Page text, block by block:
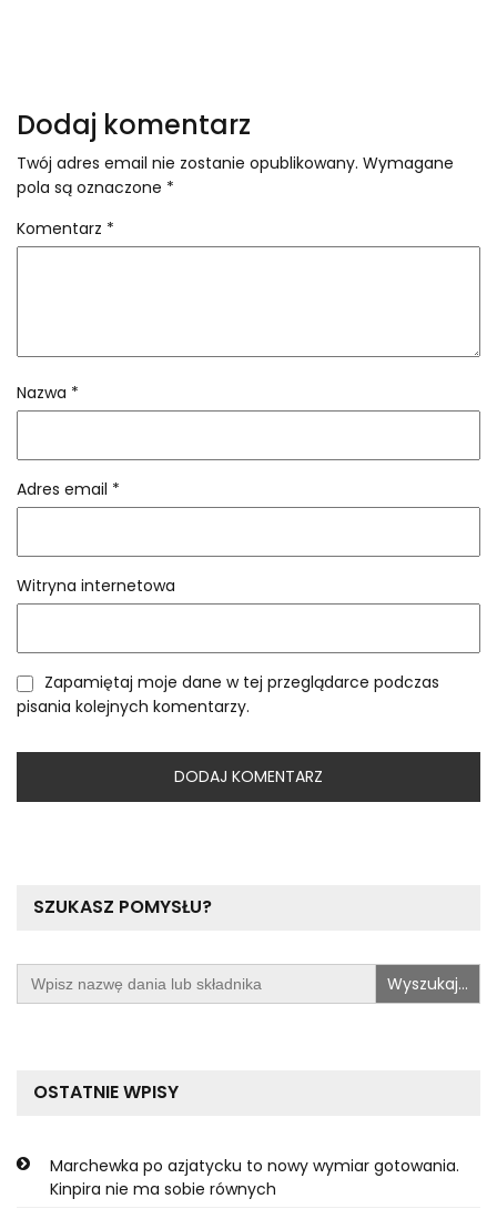
Dodaj komentarz
Twój adres email nie zostanie opublikowany. Wymagane
pola są oznaczone *
Komentarz *
Nazwa *
Adres email *
Witryna internetowa
Zapamiętaj moje dane w tej przeglądarce podczas
pisania kolejnych komentarzy.
SZUKASZ POMYSŁU?
Search
for:
OSTATNIE WPISY
Marchewka po azjatycku to nowy wymiar gotowania.
Kinpira nie ma sobie równych